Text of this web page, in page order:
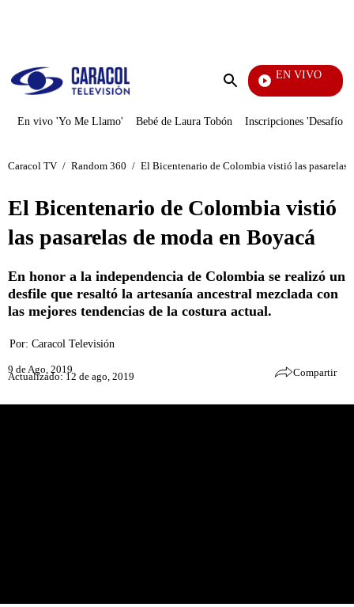
Enviar
EN VIVO
También Caerás
En vivo 'Yo Me Llamo' Bebé de Laura Tobón Inscripciones 'Desafío'
Caracol TV / Random 360 / El Bicentenario de Colombia vistió las pasarelas
El Bicentenario de Colombia vistió
las pasarelas de moda en Boyacá
En honor a la independencia de Colombia se realizó un
desfile que resaltó la artesanía ancestral mezclada con
las mejores tendencias de la costura actual.
Por: Caracol Televisión
9 de Ago, 2019
Actualizado: 12 de ago, 2019 Compartir